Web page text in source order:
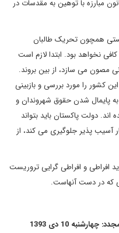
مبارزه با توهین به مقدسات در
همچون تحریک طالبان
کافی نخواهد بود. ابتدا لازم است
مصون می سازد، از بین بروند.
کشور را مورد بررسی و بازبینی
به پایمال شدن حقوق شهروندان و
دولت پاکستان باید بتواند
آسیب پذیر جلوگیری می کند، از
افراطی و افراطی گرایی تروریست
که در دست آنهاست.